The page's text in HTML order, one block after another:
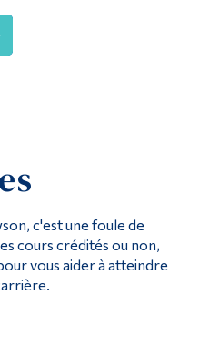
c'est une foule de
cours crédités ou non,
vous aider à atteindre